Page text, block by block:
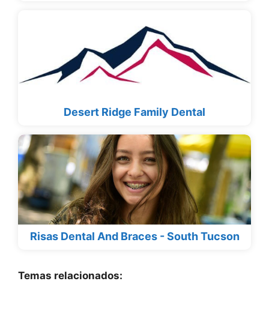
Desert Ridge Family Dental
Risas Dental And Braces - South Tucson
Temas relacionados: